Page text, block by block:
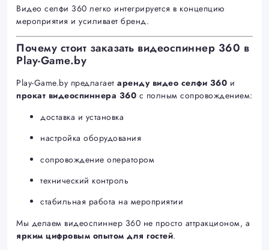
Видео селфи 360 легко интегрируется в концепцию
мероприятия и усиливает бренд.
Почему стоит заказать видеоспиннер 360 в
Play-Game.by
Play-Game.by предлагает аренду видео селфи 360 и
прокат видеоспиннера 360 с полным сопровождением:
доставка и установка
настройка оборудования
сопровождение оператором
технический контроль
стабильная работа на мероприятии
Мы делаем видеоспиннер 360 не просто аттракционом, а
ярким цифровым опытом для гостей.